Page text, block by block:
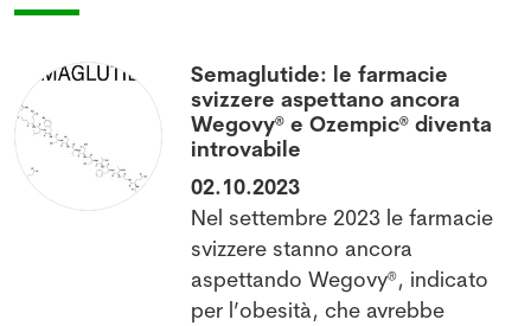
Semaglutide: le farmacie
svizzere aspettano ancora
Wegovy® e Ozempic® diventa
introvabile
02.10.2023
Nel settembre 2023 le farmacie
svizzere stanno ancora
aspettando Wegovy®, indicato
per l’obesità, che avrebbe